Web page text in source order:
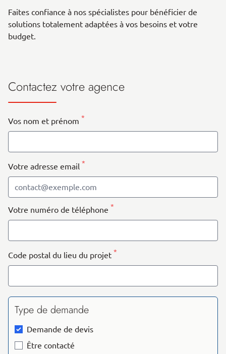
Faites confiance à nos spécialistes pour bénéficier de
solutions totalement adaptées à vos besoins et votre
budget.
Contactez votre agence
Vos nom et prénom *
Votre adresse email *
Votre numéro de téléphone *
Code postal du lieu du projet *
Type de demande
Demande de devis
Être contacté